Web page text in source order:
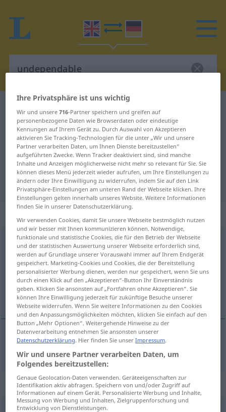
Englisch-Deutsch Übersetzung für
"undependable"
"undependable" Deutsch
Übersetzung
„undependable“ : adjective
undependable adj
Übersicht aller Übersetzungen
(Für mehr Details die Übersetzung anklicken/antippen)
unzuverlässig
undependable
Synonyme für "undependable"
Ihre Privatsphäre ist uns wichtig
Wir und unsere716-Partner speichern und greifen auf
personenbezogene Daten wie Browserdaten oder eindeutige
Kennungen auf Ihrem Gerät zu. Durch Auswahl von Akzeptieren
aktivieren Sie Tracking-Technologien für die unter „Wir und unsere
Partner verarbeiten Daten, um Ihnen Dienste bereitzustellen“
aufgeführten Zwecke. Wenn Tracker deaktiviert sind, sind manche
Inhalte und Anzeigen möglicherweise nicht mehr so relevant für Sie. Sie
können dieses Menü jederzeit wieder aufrufen, um Ihre Einstellungen zu
ändern oder Ihre Einwilligung zu widerrufen, indem Sie auf den Link
Privatsphäre-Einstellungen am unteren Rand der Webseite klicken. Ihre
Einstellungen gelten innerhalb unseres Website. Weitere Informationen
finden Sie in unserer Datenschutzerklärung.
Wir verwenden Cookies, damit Sie unsere Webseite bestmöglich nutzen
und wir besser mit Ihnen kommunizieren können. Notwendige,
funktionale und statistische Cookies, die für den Betrieb der Webseite
und der statistischen Auswertung unserer Webseite erforderlich sind,
werden auf Grundlage unserer Vorauswahl immer auf Ihrem Endgerät
gespeichert. Marketing-Cookies und Cookies, die der Bereitstellung
personalisierter Werbung dienen, werden nur gespeichert, wenn Sie uns
durch einen Klick auf den „Akzeptieren“-Button Ihr Einverständnis
geben. Klicken Sie ansonsten auf „Fortfahren ohne Akzeptieren“. Sie
können Ihre Einwilligung jederzeit für zukünftige Besuche unserer
Webseite widerrufen. Wenn Sie weitere Informationen zu den Cookies
und den Anpassungsmöglichkeiten möchten, klicken Sie einfach auf den
Button „Mehr Optionen“. Weitergehende Hinweise zu der
Datenverarbeitung entnehmen Sie ansonsten unserer
Datenschutzerklärung. Hier finden Sie unserImpressum.
Wir und unsere Partner verarbeiten Daten, um
Folgendes bereitzustellen:
Genaue Geolocation-Daten verwenden. Geräteeigenschaften zur
Identifikation aktiv abfragen. Speichern von und/oder Zugriff auf
Informationen auf einem Gerät. Personalisierte Werbung und Inhalte,
Messung von Werbung und Inhalten, Zielgruppenforschung und
Entwicklung von Dienstleistungen.